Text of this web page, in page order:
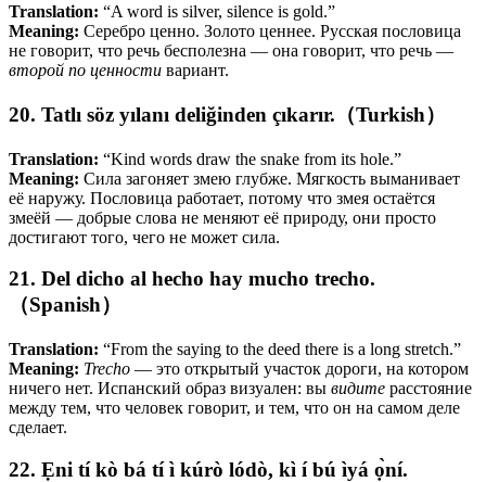
Translation: “A word is silver, silence is gold.”
Meaning: Серебро ценно. Золото ценнее. Русская пословица
не говорит, что речь бесполезна — она говорит, что речь —
второй по ценности вариант.
20. Tatlı söz yılanı deliğinden çıkarır.（Turkish）
Translation: “Kind words draw the snake from its hole.”
Meaning: Сила загоняет змею глубже. Мягкость выманивает
её наружу. Пословица работает, потому что змея остаётся
змеёй — добрые слова не меняют её природу, они просто
достигают того, чего не может сила.
21. Del dicho al hecho hay mucho trecho.
（Spanish）
Translation: “From the saying to the deed there is a long stretch.”
Meaning: Trecho — это открытый участок дороги, на котором
ничего нет. Испанский образ визуален: вы видите расстояние
между тем, что человек говорит, и тем, что он на самом деле
сделает.
22. Ẹni tí kò bá tí ì kúrò lódò, kì í bú ìyá ọ̀ní.